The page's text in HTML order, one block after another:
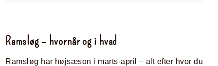
Ramsløg – hvornår og i hvad
Ramsløg har højsæson i marts-april – alt efter hvor du